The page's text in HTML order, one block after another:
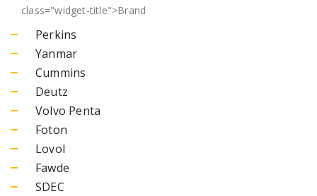
class="widget-title">Brand
Perkins
Yanmar
Cummins
Deutz
Volvo Penta
Foton
Lovol
Fawde
SDEC